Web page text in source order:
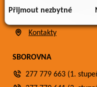
důsledku toho, že
Přijmout nezbytné
Kontakty
SBOROVNA
277 779 663 (1.